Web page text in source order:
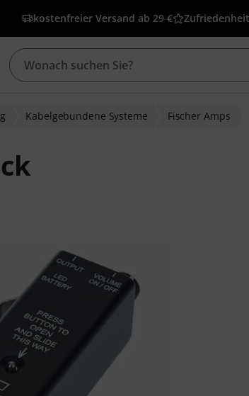
kostenfreier Versand ab 29 €
Kabelgebundene Systeme Fischer Amps